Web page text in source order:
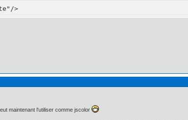
>
maintenant l'utiliser comme jscolor